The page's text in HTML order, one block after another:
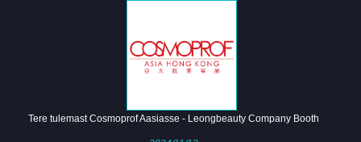
Tere tulemast Cosmoprof Aasiasse - Leongbeauty Company Booth